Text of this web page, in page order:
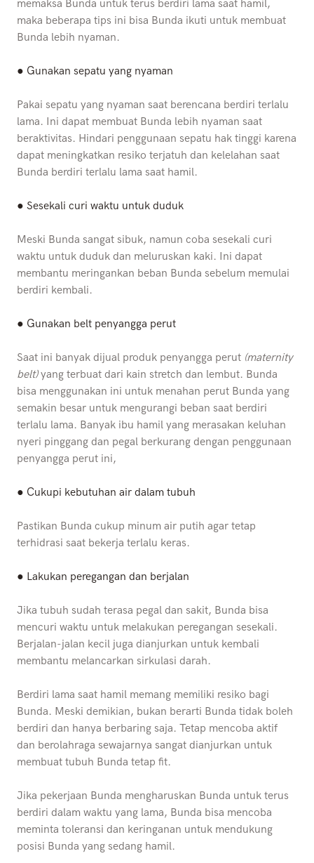
memaksa Bunda untuk terus berdiri lama saat hamil,
maka beberapa tips ini bisa Bunda ikuti untuk membuat
Bunda lebih nyaman.
● Gunakan sepatu yang nyaman
Pakai sepatu yang nyaman saat berencana berdiri terlalu
lama. Ini dapat membuat Bunda lebih nyaman saat
beraktivitas. Hindari penggunaan sepatu hak tinggi karena
dapat meningkatkan resiko terjatuh dan kelelahan saat
Bunda berdiri terlalu lama saat hamil.
● Sesekali curi waktu untuk duduk
Meski Bunda sangat sibuk, namun coba sesekali curi
waktu untuk duduk dan meluruskan kaki. Ini dapat
membantu meringankan beban Bunda sebelum memulai
berdiri kembali.
● Gunakan belt penyangga perut
Saat ini banyak dijual produk penyangga perut (maternity
belt)yang terbuat dari kain stretch dan lembut. Bunda
bisa menggunakan ini untuk menahan perut Bunda yang
semakin besar untuk mengurangi beban saat berdiri
terlalu lama. Banyak ibu hamil yang merasakan keluhan
nyeri pinggang dan pegal berkurang dengan penggunaan
penyangga perut ini,
● Cukupi kebutuhan air dalam tubuh
Pastikan Bunda cukup minum air putih agar tetap
terhidrasi saat bekerja terlalu keras.
● Lakukan peregangan dan berjalan
Jika tubuh sudah terasa pegal dan sakit, Bunda bisa
mencuri waktu untuk melakukan peregangan sesekali.
Berjalan-jalan kecil juga dianjurkan untuk kembali
membantu melancarkan sirkulasi darah.
Berdiri lama saat hamil memang memiliki resiko bagi
Bunda. Meski demikian, bukan berarti Bunda tidak boleh
berdiri dan hanya berbaring saja. Tetap mencoba aktif
dan berolahraga sewajarnya sangat dianjurkan untuk
membuat tubuh Bunda tetap fit.
Jika pekerjaan Bunda mengharuskan Bunda untuk terus
berdiri dalam waktu yang lama, Bunda bisa mencoba
meminta toleransi dan keringanan untuk mendukung
posisi Bunda yang sedang hamil.